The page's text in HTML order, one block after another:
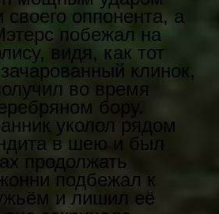
оппонента, а
побежал на
видя, как тот
клинок,
во время
бору.
уколол рядом
в шею и был
продолжать
подбежал к
и лишил её